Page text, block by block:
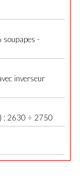
soupapes -
inverseur
: 2630 ÷ 2750